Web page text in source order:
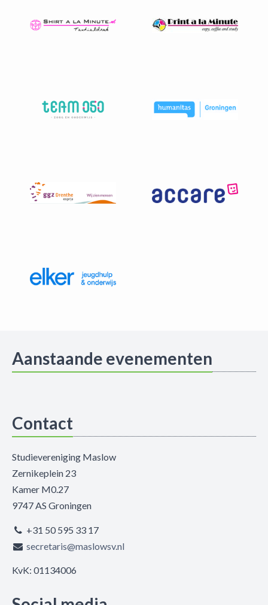
Aanstaande evenementen
Contact
Studievereniging Maslow
Zernikeplein 23
Kamer M0.27
9747 AS Groningen
+31 50 595 33 17
secretaris@maslowsv.nl
KvK: 01134006